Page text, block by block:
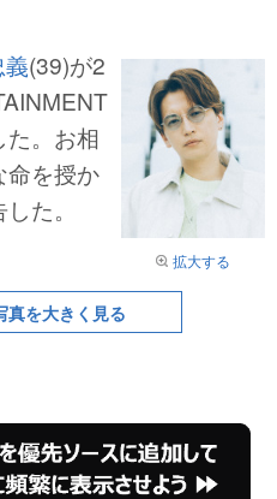
拡大する
(39)が2
た。お相
命を授か
た。
真を大きく見る